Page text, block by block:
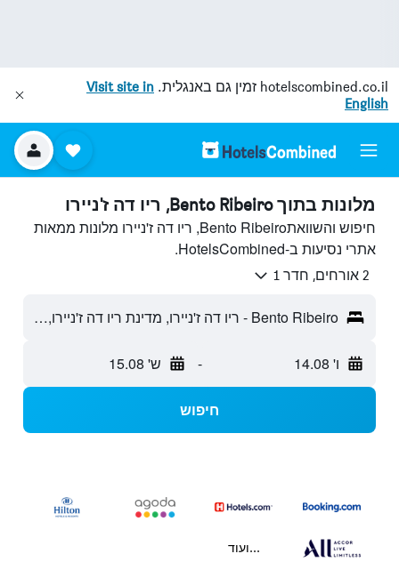
hotelscombined.co.il זמין גם באנגלית. Visit site in
English
מלונות בתוך Bento Ribeiro, ריו דה ז'ניירו
חיפוש והשוואתBento Ribeiro, ריו דה ז'ניירו מלונות ממאות
אתרי נסיעות ב-HotelsCombined.
2 אורחים, חדר 1
Bento Ribeiro - ריו דה ז'ניירו, מדינת ריו דה ז'ניירו, ברזיל
ו' 14.08 - ש' 15.08
חיפוש
...ועוד